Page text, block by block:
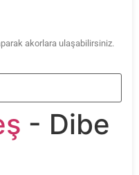
akorlara ulaşabilirsiniz.
- Dibe